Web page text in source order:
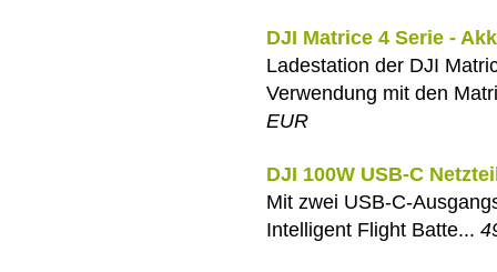
DJI Matrice 4 Serie -
Ladestation der DJI
Verwendung mit den
EUR
DJI 100W USB-C
Mit zwei USB-C-
Intelligent Flight Batte...